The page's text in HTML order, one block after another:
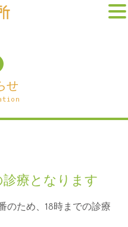
せ
診療となります
のため、18時までの診療